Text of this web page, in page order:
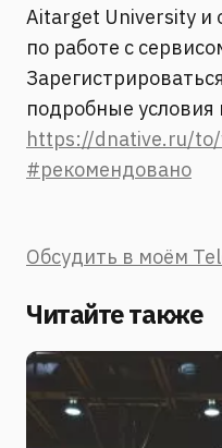
Aitarget University и
по работе с
подробные
https://dnative.ru/to/
#рекомендовано
Обсудить в моём
Читайте также